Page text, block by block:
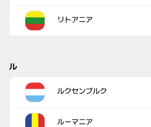
リトアニア
ル
ルクセンブルク
ルーマニア